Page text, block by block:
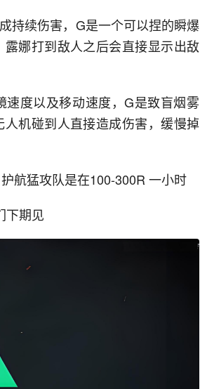
持续伤害，G是一个可以捏的瞬爆
娜打到敌人之后会直接显示出敌
度以及移动速度，G是致盲烟雾
机碰到人直接造成伤害，缓慢掉
航猛攻队是在100-300R 一小时
下期见